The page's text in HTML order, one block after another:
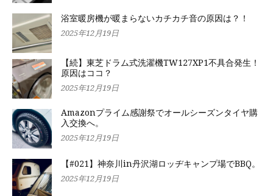
浴室暖房機が暖まらないカチカチ音の原因は？！
2025年12月19日
【続】東芝ドラム式洗濯機TW127XP1不具合発生！
原因はココ？
2025年12月19日
Amazonプライム感謝祭でオールシーズンタイヤ購
入交換へ。
2025年12月19日
【#021】神奈川in丹沢湖ロッヂキャンプ場でBBQ。
2025年12月19日